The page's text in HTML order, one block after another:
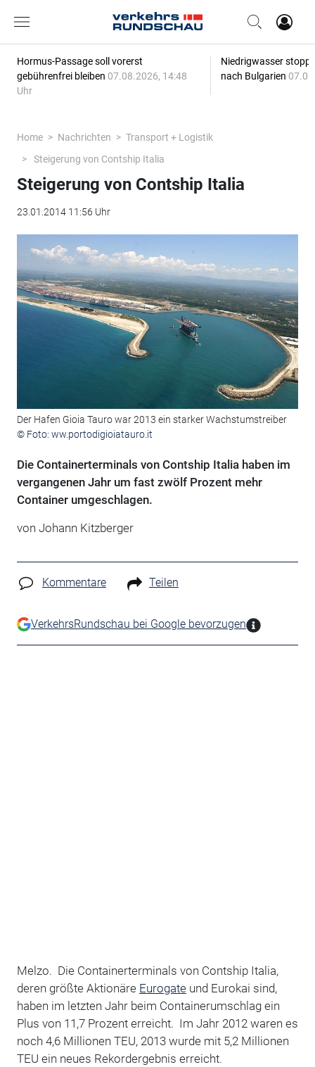
Hormus-Passage soll vorerst
gebührenfrei bleiben 07.08.2026, 14:48
Uhr
Niedrigwasser
nach Bulgarien
Home Nachrichten
Transport + Logistik
Steigerung von Contship Italia
Steigerung von Contship Italia
23.01.2014 11:56 Uhr
Der Hafen Gioia Tauro war 2013 ein starker Wachstumstreiber
© Foto: ww.portodigioiatauro.it
Die Containerterminals von Contship Italia haben im
vergangenen Jahr um fast zwölf Prozent mehr
Container umgeschlagen.
von Johann Kitzberger
Kommentare Teilen
VerkehrsRundschau bei Google bevorzugen
Melzo. Die Containerterminals von Contship Italia,
deren größte Aktionäre Eurogateund Eurokai sind,
haben im letzten Jahr beim Containerumschlag ein
Plus von 11,7 Prozent erreicht. Im Jahr 2012 waren es
noch 4,6 Millionen TEU, 2013 wurde mit 5,2 Millionen
TEU ein neues Rekordergebnis erreicht.